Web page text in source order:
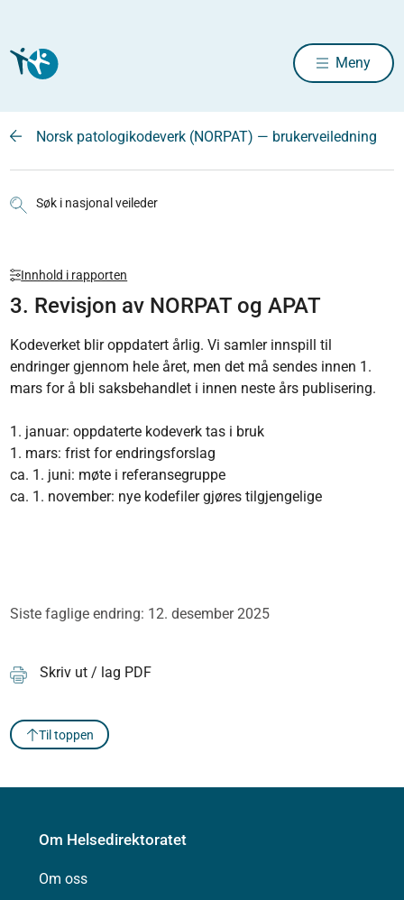
Meny
Norsk patologikodeverk (NORPAT) — brukerveiledning
Søk i nasjonal veileder
Innhold i rapporten
3. Revisjon av NORPAT og APAT
Kodeverket blir oppdatert årlig. Vi samler innspill til
endringer gjennom hele året, men det må sendes innen 1.
mars for å bli saksbehandlet i innen neste års publisering.
1. januar: oppdaterte kodeverk tas i bruk
1. mars: frist for endringsforslag
ca. 1. juni: møte i referansegruppe
ca. 1. november: nye kodefiler gjøres tilgjengelige
Siste faglige endring: 12. desember 2025
Skriv ut / lag PDF
Til toppen
Om Helsedirektoratet
Om oss